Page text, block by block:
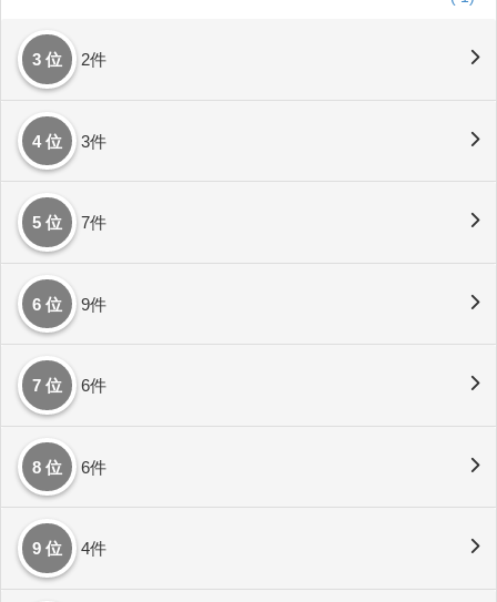
3 位 2件
4 位 3件
5 位 7件
6 位 9件
7 位 6件
8 位 6件
9 位 4件